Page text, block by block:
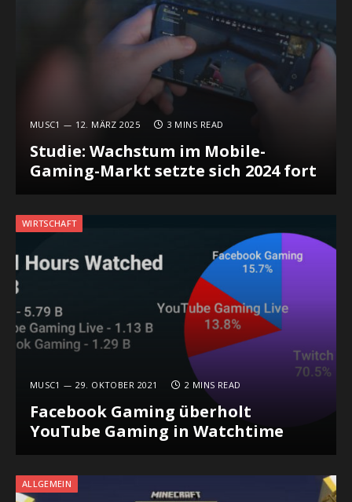
MUSC1 12. MÄRZ 2025 3 MINS READ
Studie: Wachstum im Mobile-
Gaming-Markt setzte sich 2024 fort
WIRTSCHAFT
MUSC1 29. OKTOBER 2021 2 MINS READ
Facebook Gaming überholt
YouTube Gaming in Watchtime
ALLGEMEIN